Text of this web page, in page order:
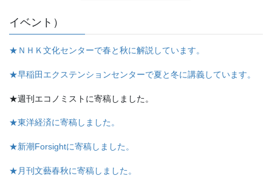
イベント）
★ＮＨＫ文化センターで春と秋に解説しています。
★早稲田エクステンションセンターで夏と冬に講義しています。
★週刊エコノミストに寄稿しました。
★東洋経済に寄稿しました。
★新潮Forsightに寄稿しました。
★月刊文藝春秋に寄稿しました。